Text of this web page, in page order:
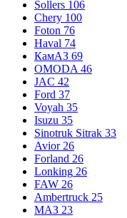
Sollers 106
Chery 100
Foton 76
Haval 74
КамАЗ 69
OMODA 46
JAC 42
Ford 37
Voyah 35
Isuzu 35
Sinotruk Sitrak 33
Avior 26
Forland 26
Lonking 26
FAW 26
Ambertruck 25
МАЗ 23